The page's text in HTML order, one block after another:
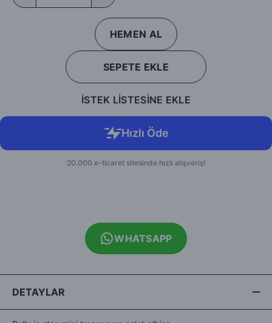
HEMEN AL
SEPETE EKLE
İSTEK LİSTESİNE EKLE
WHATSAPP
DETAYLAR